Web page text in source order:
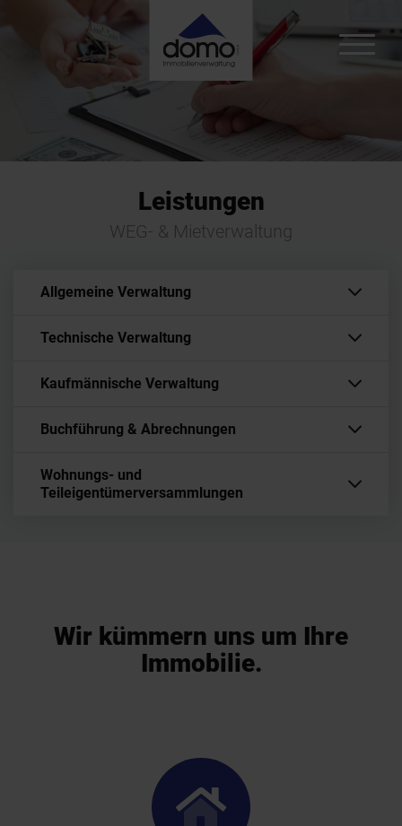
Leistungen
WEG- & Mietverwaltung
Allgemeine Verwaltung
Technische Verwaltung
Kaufmännische Verwaltung
Buchführung & Abrechnungen
Wohnungs- und
Teileigentümerversammlungen
Wir kümmern uns um Ihre
Immobilie.